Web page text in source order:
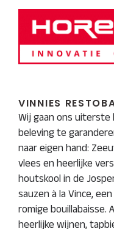
Door
naar
de
hoofd
Horeca
VINNIES
Wij gaan ons uiterste
beleving te
naar eigen hand:
vlees en heerlijke
houtskool in de
sauzen à la Vince,
romige bouillabaisse.
heerlijke wijnen,